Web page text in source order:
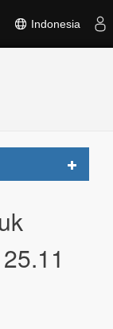
Indonesia
Toggle